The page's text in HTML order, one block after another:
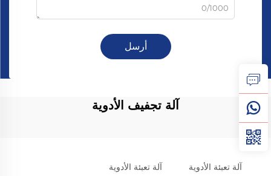
0/1000
أرسل
آلة تجفيف الأدوية
آلة تعبئة الأدوية آلة تعبئة الأدوية